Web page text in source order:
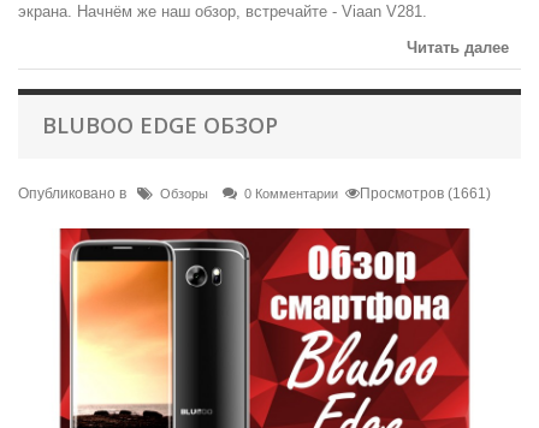
экрана. Начнём же наш обзор, встречайте - Viaan V281.
Читать далее
BLUBOO EDGE ОБЗОР
Опубликовано в Обзоры 0 Комментарии Просмотров (1661)